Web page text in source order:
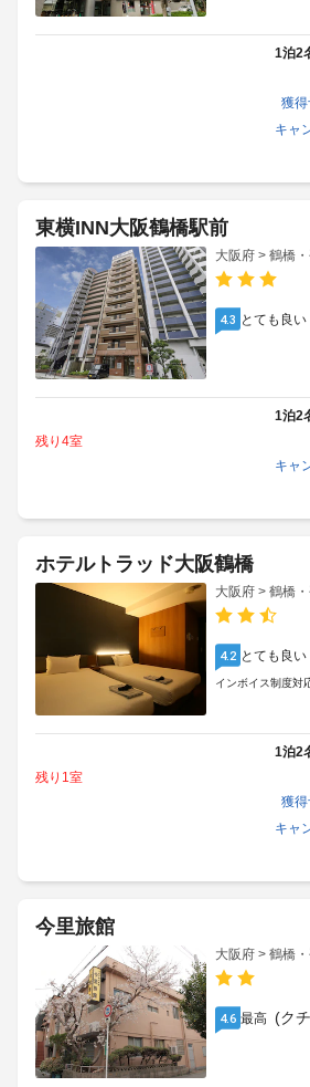
1泊2
獲
キャ
東横INN大阪鶴橋駅前
大阪府 > 鶴橋
4.3 とても良い
1泊2
残り4室
キャ
ホテルトラッド大阪鶴橋
大阪府 > 鶴橋
4.2 とても良い
インボイス制度対
1泊2
残り1室
獲
キャ
今里旅館
大阪府 > 鶴橋
4.6 最高 (ク